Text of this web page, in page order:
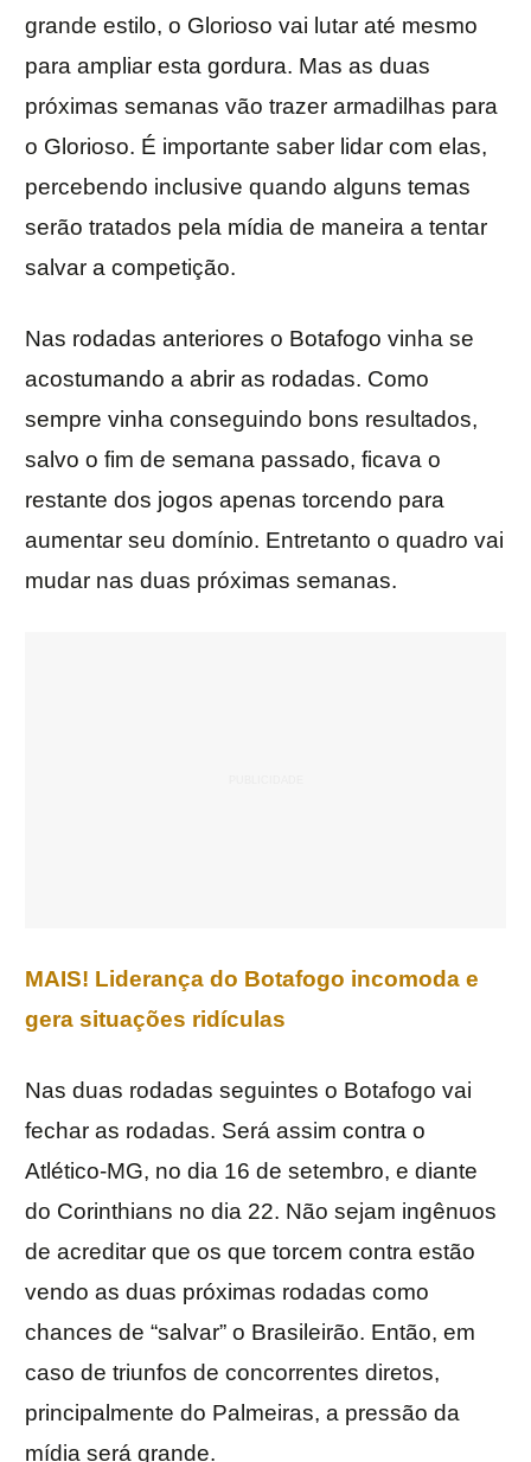
grande estilo, o Glorioso vai lutar até mesmo
para ampliar esta gordura. Mas as duas
próximas semanas vão trazer armadilhas para
o Glorioso. É importante saber lidar com elas,
percebendo inclusive quando alguns temas
serão tratados pela mídia de maneira a tentar
salvar a competição.
Nas rodadas anteriores o Botafogo vinha se
acostumando a abrir as rodadas. Como
sempre vinha conseguindo bons resultados,
salvo o fim de semana passado, ficava o
restante dos jogos apenas torcendo para
aumentar seu domínio. Entretanto o quadro vai
mudar nas duas próximas semanas.
MAIS! Liderança do Botafogo incomoda e
gera situações ridículas
Nas duas rodadas seguintes o Botafogo vai
fechar as rodadas. Será assim contra o
Atlético-MG, no dia 16 de setembro, e diante
do Corinthians no dia 22. Não sejam ingênuos
de acreditar que os que torcem contra estão
vendo as duas próximas rodadas como
chances de “salvar” o Brasileirão. Então, em
caso de triunfos de concorrentes diretos,
principalmente do Palmeiras, a pressão da
mídia será grande.